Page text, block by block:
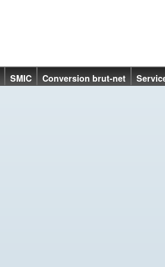
SMIC Conversion brut-net